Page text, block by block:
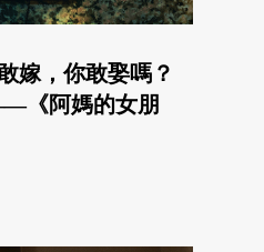
嫁，你敢娶嗎？
《阿媽的女朋